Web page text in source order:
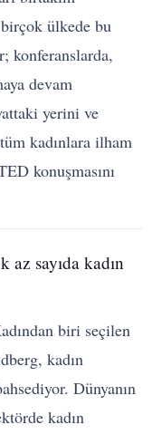
ülkede bu
konferanslarda,
devam
yerini ve
kadınlara ilham
konuşmasını
az sayıda kadın
biri seçilen
kadın
Dünyanın
kadın